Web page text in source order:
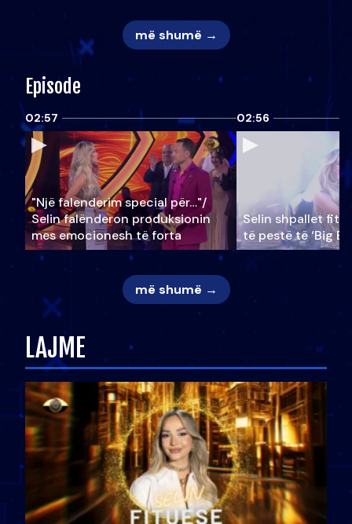
më shumë →
Episode
02:57
"Një falenderim special për…"/
Selin falënderon produksionin
mes emocionesh të forta
02:56
Selin shpallet
të pestë të ‘Big
më shumë →
LAJME